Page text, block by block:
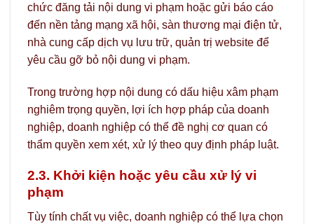
chức đăng tải nội dung vi phạm hoặc gửi báo cáo
đến nền tảng mạng xã hội, sàn thương mại điện tử,
nhà cung cấp dịch vụ lưu trữ, quản trị website để
yêu cầu gỡ bỏ nội dung vi phạm.
Trong trường hợp nội dung có dấu hiệu xâm phạm
nghiêm trọng quyền, lợi ích hợp pháp của doanh
nghiệp, doanh nghiệp có thể đề nghị cơ quan có
thẩm quyền xem xét, xử lý theo quy định pháp luật.
2.3. Khởi kiện hoặc yêu cầu xử lý vi
phạm
Tùy tính chất vụ việc, doanh nghiệp có thể lựa chọn